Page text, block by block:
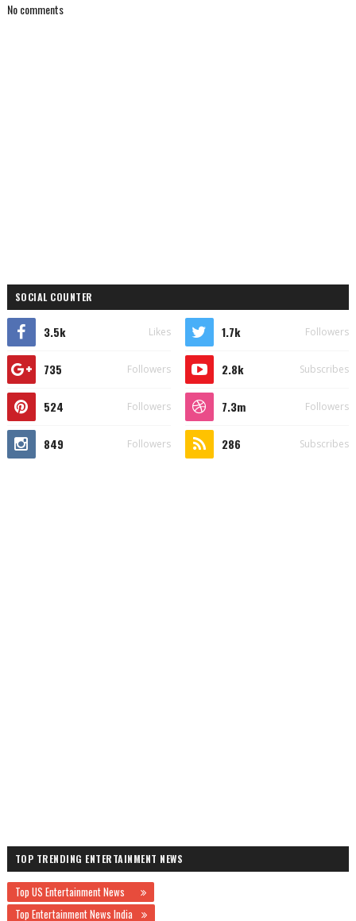
No comments
SOCIAL COUNTER
3.5k Likes 1.7k Followers
735 Followers 2.8k Subscribes
524 Followers 7.3m Followers
849 Followers 286 Subscribes
TOP TRENDING ENTERTAINMENT NEWS
Top US Entertainment News
Top Entertainment News India